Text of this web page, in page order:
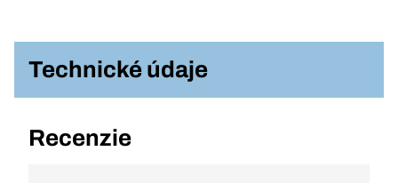
Technické údaje
Recenzie